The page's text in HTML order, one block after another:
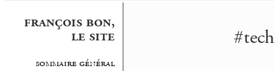
françois bon,
le site
sommaire général